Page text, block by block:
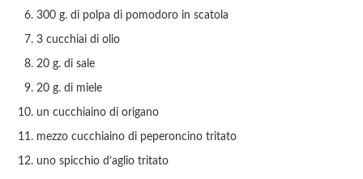
300 g. di polpa di pomodoro in scatola
3 cucchiai di olio
20 g. di sale
20 g. di miele
un cucchiaino di origano
mezzo cucchiaino di peperoncino tritato
uno spicchio d’aglio tritato